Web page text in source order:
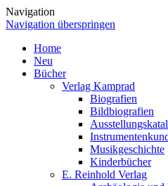
Navigation
Navigation überspringen
Home
Neu
Bücher
Verlag Kamprad
Biografien
Bildbiografien
Musikgeschichte
Kinderbücher
E. Reinhold Verlag